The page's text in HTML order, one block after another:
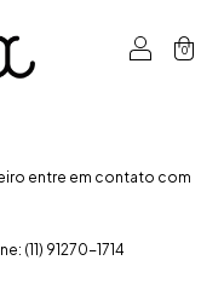
0
entre em contato com
(11) 91270-1714